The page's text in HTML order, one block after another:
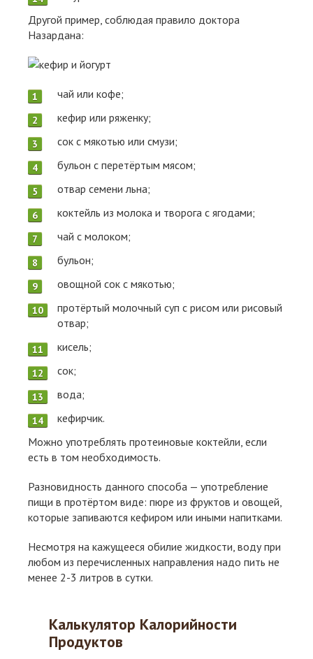
Другой пример, соблюдая правило доктора
Назардана:
чай или кофе;
кефир или ряженку;
сок с мякотью или смузи;
бульон с перетёртым мясом;
отвар семени льна;
коктейль из молока и творога с ягодами;
чай с молоком;
бульон;
овощной сок с мякотью;
протёртый молочный суп с рисом или рисовый
отвар;
кисель;
сок;
вода;
кефирчик.
Можно употреблять протеиновые коктейли, если
есть в том необходимость.
Разновидность данного способа — употребление
пищи в протёртом виде: пюре из фруктов и овощей,
которые запиваются кефиром или иными напитками.
Несмотря на кажущееся обилие жидкости, воду при
любом из перечисленных направления надо пить не
менее 2-3 литров в сутки.
Калькулятор Калорийности
Продуктов